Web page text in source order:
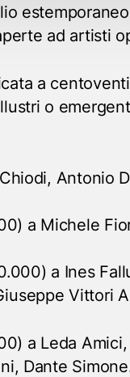
ad artisti
a
o
Antonio
a Michele
a Ines
Vittori
a Leda Amici,
Dante